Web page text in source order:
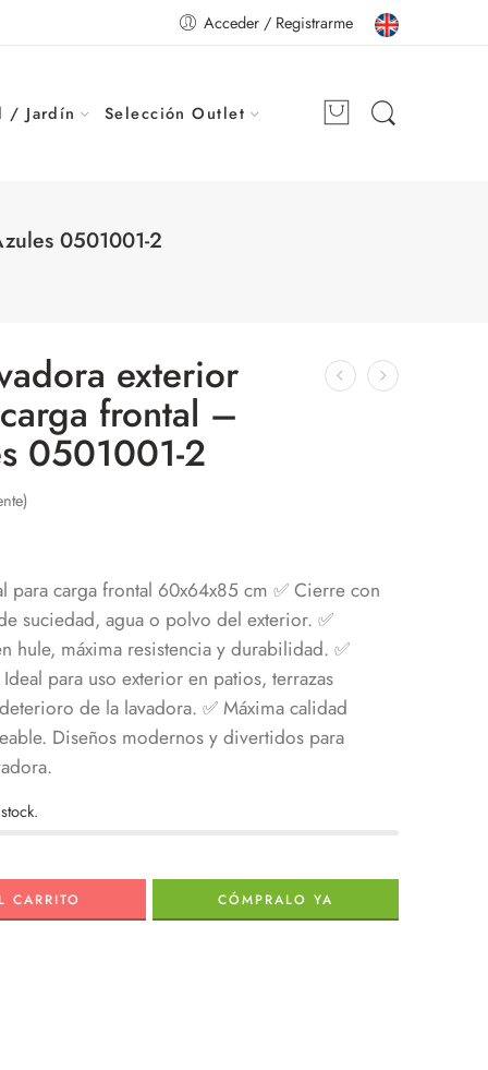
Acceder / Registrarme
/ Jardín Selección Outlet
0501001-2
exterior
frontal –
0501001-2
para carga frontal 60x64x85 cm ✅ Cierre con
suciedad, agua o polvo del exterior. ✅
hule, máxima resistencia y durabilidad. ✅
Ideal para uso exterior en patios, terrazas
de la lavadora. ✅ Máxima calidad
Diseños modernos y divertidos para
CARRITO CÓMPRALO YA